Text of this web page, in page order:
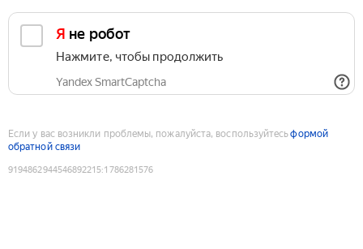
Я не робот
Нажмите, чтобы продолжить
Yandex SmartCaptcha
Если у вас возникли проблемы, пожалуйста, воспользуйтесьформой
обратной связи
9194862944546892215:1786281576